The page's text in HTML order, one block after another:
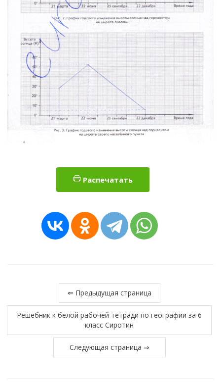
Распечатать
⇐ Предыдущая страница
Решебник к белой рабочей тетради по географии за 6
класс Сиротин
Следующая страница ⇒